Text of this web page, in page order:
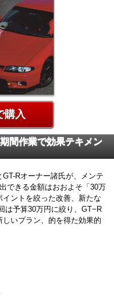
購入
間作業で効果テキメン
Rオーナー諸氏が、メンテ
できる金額はおおよそ「30万
ントを絞った改善、新たな
は予算30万円に絞り、GT−R
いプラン、的を得た効果的